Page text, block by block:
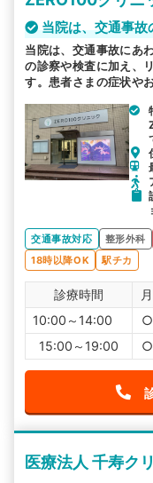
当院は、交通事故
当院は、交通事故にあ
の診察や検査に加え、
す。患者さまの症状や
に真摯にサポートいた
交通事故対応 整形外科
18時以降OK
駅チカ
診療時間 月
10:00～14:00
○
15:00～19:00
○
医療法人 千寿ク